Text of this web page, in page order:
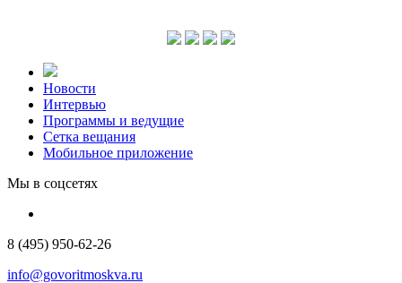
Новости
Интервью
Программы и ведущие
Сетка вещания
Мобильное приложение
Мы в соцсетях
8 (495) 950-62-26
info@govoritmoskva.ru